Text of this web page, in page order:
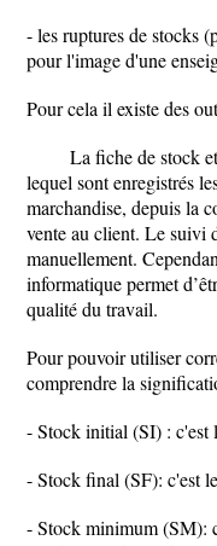
- les ruptures de stocks
pour l'image d'une
Pour cela il existe des
La fiche de stock
lequel sont enregistrés
marchandise, depuis la
vente au client. Le suivi
manuellement.
informatique permet
qualité du travail.
Pour pouvoir utiliser
comprendre la
- Stock initial (SI) : c'est
- Stock final (SF): c'est
- Stock minimum (SM):